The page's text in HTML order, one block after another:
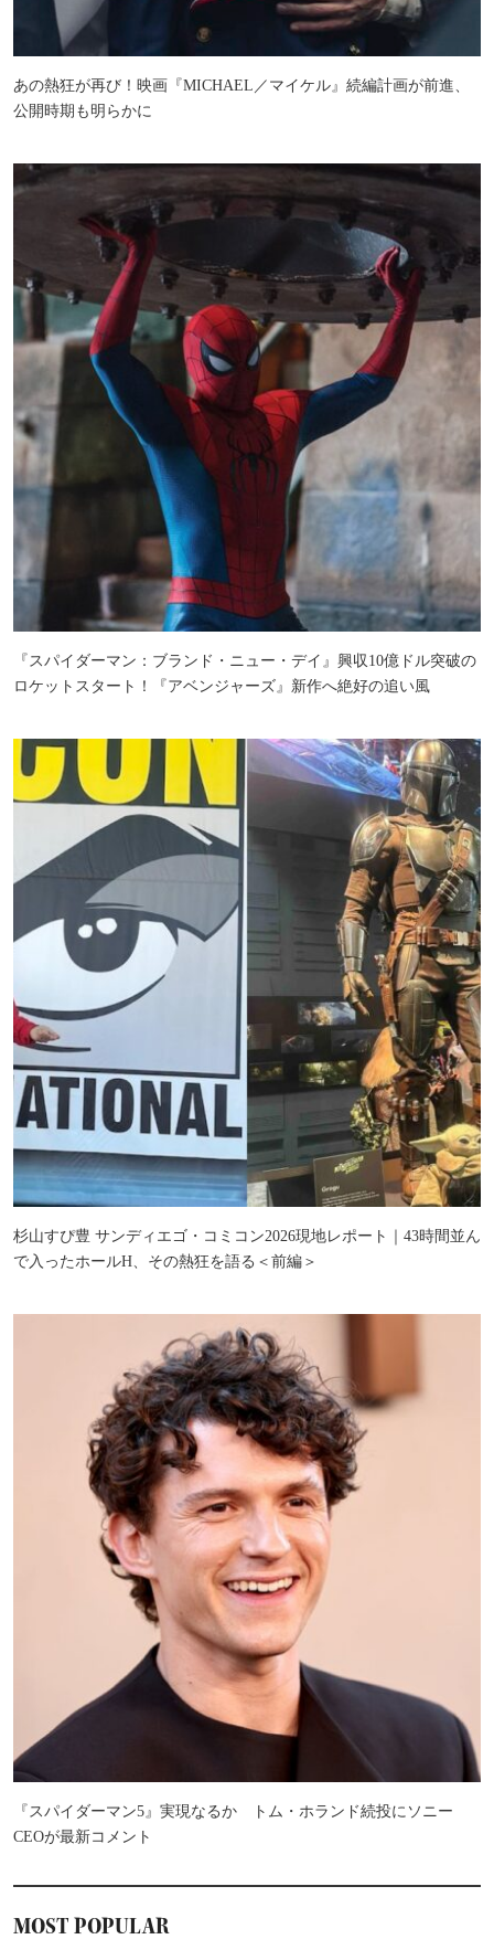
あの熱狂が再び！映画『MICHAEL／マイケル』続編計画が前進、
公開時期も明らかに
『スパイダーマン：ブランド・ニュー・デイ』興収10億ドル突破の
ロケットスタート！『アベンジャーズ』新作へ絶好の追い風
杉山すぴ豊 サンディエゴ・コミコン2026現地レポート｜43時間並ん
で入ったホールH、その熱狂を語る＜前編＞
『スパイダーマン5』実現なるか トム・ホランド続投にソニー
CEOが最新コメント
MOST POPULAR